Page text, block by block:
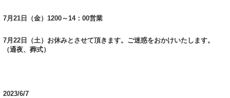
7月21日（金）1200～14：00営業
7月22日（土）お休みとさせて頂きます。ご迷惑をおかけいたします。
（通夜、葬式）
2023/6/7